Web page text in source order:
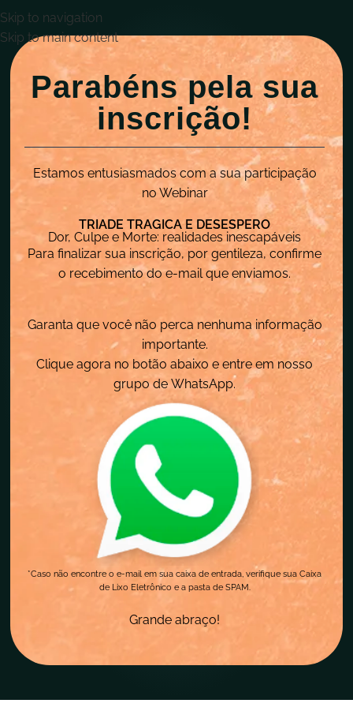
Skip to navigation
Skip to main content
Parabéns pela sua
inscrição!
Estamos entusiasmados com a sua participação
no Webinar
TRIADE TRAGICA E DESESPERO
Dor, Culpe e Morte: realidades inescapáveis
Para finalizar sua inscrição, por gentileza, confirme
o recebimento do e-mail que enviamos.
Garanta que você não perca nenhuma informação
importante.
Clique agora no botão abaixo e entre em nosso
grupo de WhatsApp.
*Caso não encontre o e-mail em sua caixa de entrada, verifique sua Caixa
de Lixo Eletrônico e a pasta de SPAM.
Grande abraço!